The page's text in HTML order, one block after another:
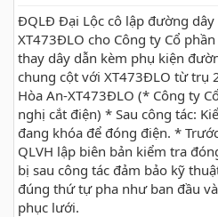
ĐQLĐ Đại Lộc cô lập đường dây
XT473ĐLO cho Công ty Cổ
thay dây dẫn kèm phụ kiện
chung cột với XT473ĐLO từ trụ
Hòa An-XT473ĐLO (* Công ty
nghị cắt điện) * Sau công tác:
đang khóa để đóng điện. *
QLVH lập biên bản kiểm tra
bị sau công tác đảm bảo kỹ
đúng thứ tự pha như ban đầu
phục lưới.